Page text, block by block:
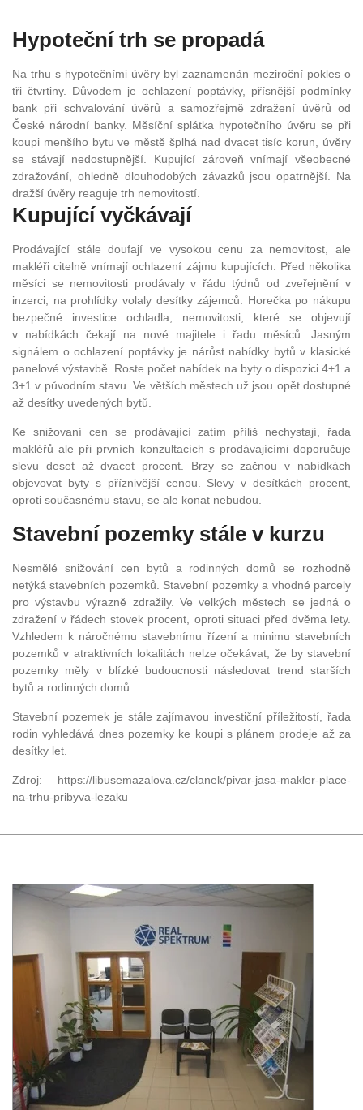
Hypoteční trh se propadá
Na trhu s hypotečními úvěry byl zaznamenán meziroční pokles o
tři čtvrtiny. Důvodem je ochlazení poptávky, přísnější podmínky
bank při schvalování úvěrů a samozřejmě zdražení úvěrů od
České národní banky. Měsíční splátka hypotečního úvěru se při
koupi menšího bytu ve městě šplhá nad dvacet tisíc korun, úvěry
se stávají nedostupnější. Kupující zároveň vnímají všeobecné
zdražování, ohledně dlouhodobých závazků jsou opatrnější. Na
dražší úvěry reaguje trh nemovitostí.
Kupující vyčkávají
Prodávající stále doufají ve vysokou cenu za nemovitost, ale
makléři citelně vnímají ochlazení zájmu kupujících. Před několika
měsíci se nemovitosti prodávaly v řádu týdnů od zveřejnění v
inzerci, na prohlídky volaly desítky zájemců. Horečka po nákupu
bezpečné investice ochladla, nemovitosti, které se objevují
v nabídkách čekají na nové majitele i řadu měsíců. Jasným
signálem o ochlazení poptávky je nárůst nabídky bytů v klasické
panelové výstavbě. Roste počet nabídek na byty o dispozici 4+1 a
3+1 v původním stavu. Ve větších městech už jsou opět dostupné
až desítky uvedených bytů.
Ke snižovaní cen se prodávající zatím příliš nechystají, řada
makléřů ale při prvních konzultacích s prodávajícími doporučuje
slevu deset až dvacet procent. Brzy se začnou v nabídkách
objevovat byty s příznivější cenou. Slevy v desítkách procent,
oproti současnému stavu, se ale konat nebudou.
Stavební pozemky stále v kurzu
Nesmělé snižování cen bytů a rodinných domů se rozhodně
netýká stavebních pozemků. Stavební pozemky a vhodné parcely
pro výstavbu výrazně zdražily. Ve velkých městech se jedná o
zdražení v řádech stovek procent, oproti situaci před dvěma lety.
Vzhledem k náročnému stavebnímu řízení a minimu stavebních
pozemků v atraktivních lokalitách nelze očekávat, že by stavební
pozemky měly v blízké budoucnosti následovat trend starších
bytů a rodinných domů.
Stavební pozemek je stále zajímavou investiční příležitostí, řada
rodin vyhledává dnes pozemky ke koupi s plánem prodeje až za
desítky let.
Zdroj: https://libusemazalova.cz/clanek/pivar-jasa-makler-place-
na-trhu-pribyva-lezaku